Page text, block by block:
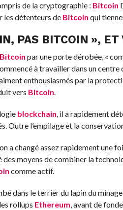
de la cryptographie : Bitcoin
détenteurs de Bitcoin qui
PAS BITCOIN », ET
Bitcoin par une porte dérobée, «
à travailler dans un
enthousiasmés par la
vers Bitcoin.
blockchain, il a rapidement
Outre l’empilage et la
a changé assez rapidement une
des moyens de combiner la
comme actif.
dans le terrier du lapin du
rollups Ethereum, avant de